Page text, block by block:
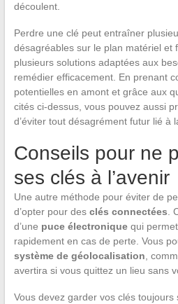
découlent.
Perdre une clé peut entraîner
désagréables sur le plan matériel et
plusieurs solutions adaptées aux
remédier efficacement. En prenant
potentielles en amont et grâce aux
cités ci-dessus, vous pouvez aussi
d’éviter tout désagrément futur lié à
Conseils pour ne
ses clés à l’avenir
Une autre méthode pour éviter de
d’opter pour des clés connectées.
d’une puce électroniquequi
rapidement en cas de perte. Vous
système de géolocalisation,
avertira si vous quittez un lieu sans
Vous devez garder vos clés